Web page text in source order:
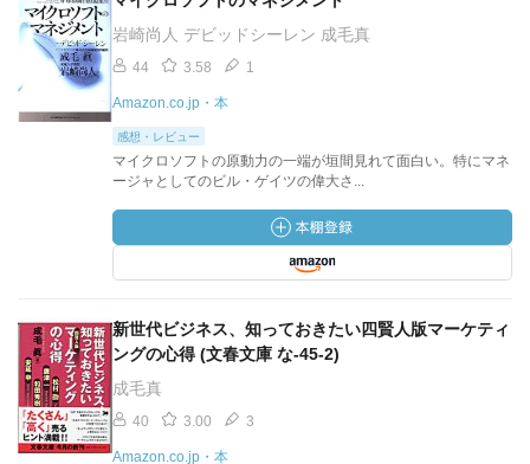
岩崎尚人 デビッドシーレン 成毛真
44 3.58 1
Amazon.co.jp・本
感想・レビュー
マイクロソフトの原動力の一端が垣間見れて面白い。特にマネ
ージャとしてのビル・ゲイツの偉大さ...
新世代ビジネス、知っておきたい四賢人版マーケティ
ングの心得 (文春文庫 な-45-2)
成毛真
40 3.00 3
Amazon.co.jp・本